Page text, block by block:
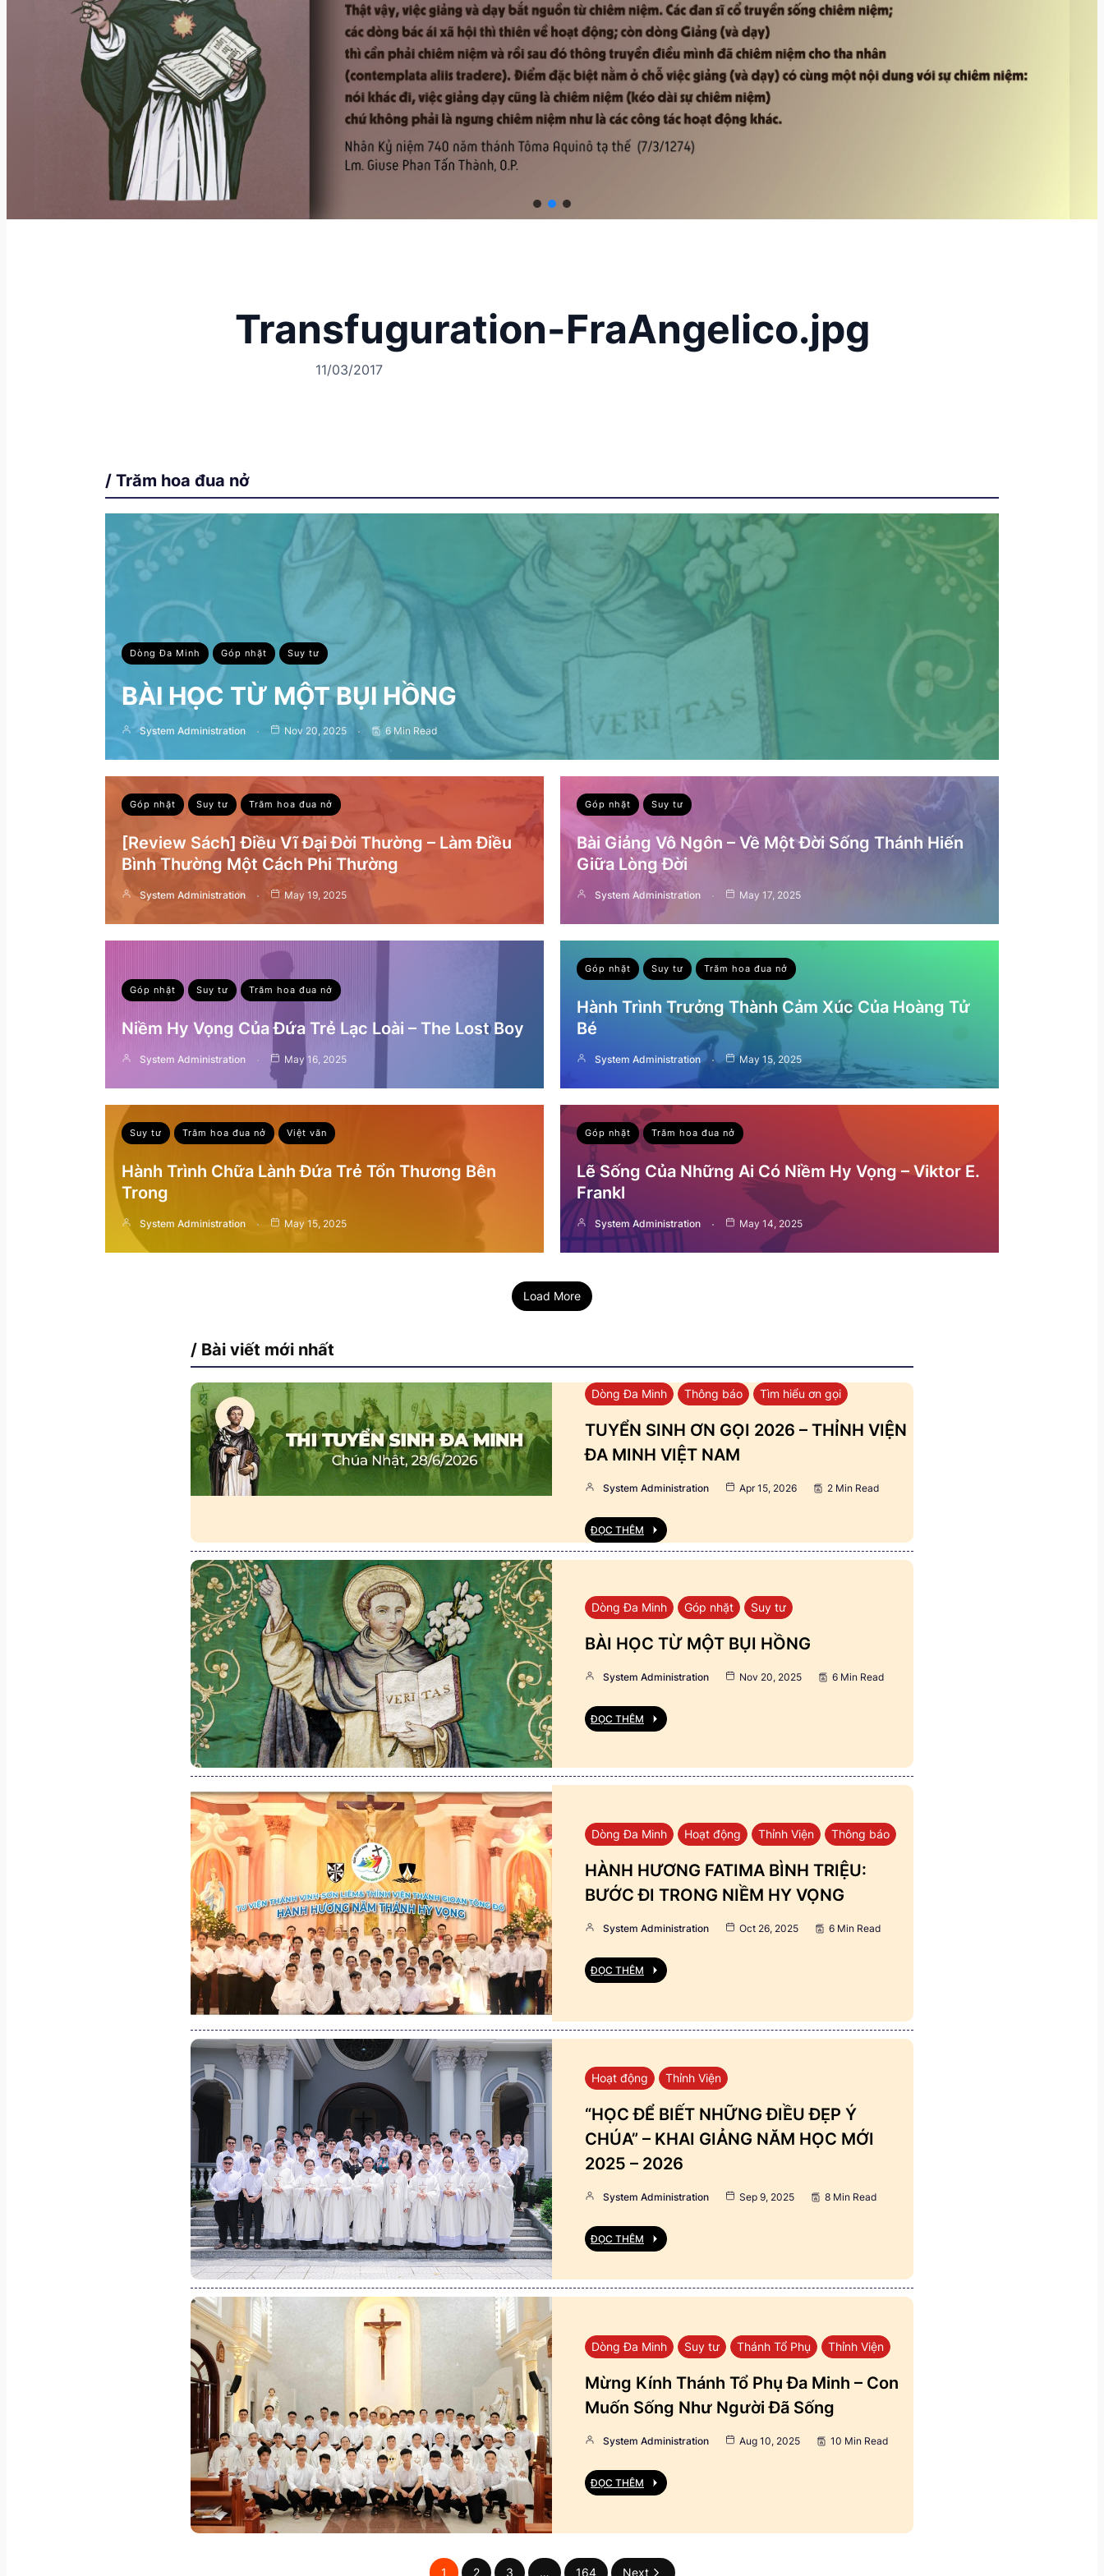
Transfuguration-FraAngelico.jpg
11/03/2017
/ Trăm hoa đua nở
Dòng Đa Minh Góp nhặt Suy tư
BÀI HỌC TỪ MỘT BỤI HỒNG
System Administration Nov 20, 2025 6 Min Read
Góp nhặt Suy tư Trăm hoa đua nở
[Review Sách] Điều Vĩ Đại Đời Thường – Làm Điều
Bình Thường Một Cách Phi Thường
System Administration May 19, 2025
Góp nhặt Suy tư
Bài Giảng Vô Ngôn – Về Một Đời Sống Thánh Hiến
Giữa Lòng Đời
System Administration May 17, 2025
Góp nhặt Suy tư Trăm hoa đua nở
Niềm Hy Vọng Của Đứa Trẻ Lạc Loài – The Lost Boy
System Administration May 16, 2025
Góp nhặt Suy tư Trăm hoa đua nở
Hành Trình Trưởng Thành Cảm Xúc Của Hoàng Tử
Bé
System Administration May 15, 2025
Suy tư Trăm hoa đua nở Việt văn
Hành Trình Chữa Lành Đứa Trẻ Tổn Thương Bên
Trong
System Administration May 15, 2025
Góp nhặt Trăm hoa đua nở
Lẽ Sống Của Những Ai Có Niềm Hy Vọng – Viktor E.
Frankl
System Administration May 14, 2025
Load More
/ Bài viết mới nhất
Dòng Đa Minh Thông báo Tìm hiểu ơn gọi
TUYỂN SINH ƠN GỌI 2026 – THỈNH VIỆN
ĐA MINH VIỆT NAM
System Administration Apr 15, 2026 2 Min Read
ĐỌC THÊM
Dòng Đa Minh Góp nhặt Suy tư
BÀI HỌC TỪ MỘT BỤI HỒNG
System Administration Nov 20, 2025 6 Min Read
ĐỌC THÊM
Dòng Đa Minh Hoạt động Thỉnh Viện Thông báo
HÀNH HƯƠNG FATIMA BÌNH TRIỆU:
BƯỚC ĐI TRONG NIỀM HY VỌNG
System Administration Oct 26, 2025 6 Min Read
ĐỌC THÊM
Hoạt động Thỉnh Viện
“HỌC ĐỂ BIẾT NHỮNG ĐIỀU ĐẸP Ý
CHÚA” – KHAI GIẢNG NĂM HỌC MỚI
2025 – 2026
System Administration Sep 9, 2025 8 Min Read
ĐỌC THÊM
Dòng Đa Minh Suy tư Thánh Tổ Phụ Thỉnh Viện
Mừng Kính Thánh Tổ Phụ Đa Minh – Con
Muốn Sống Như Người Đã Sống
System Administration Aug 10, 2025 10 Min Read
ĐỌC THÊM
1 2 3 … 164 Next